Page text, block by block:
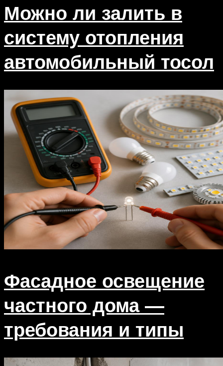
Можно ли залить в
систему отопления
автомобильный тосол
Фасадное освещение
частного дома —
требования и типы